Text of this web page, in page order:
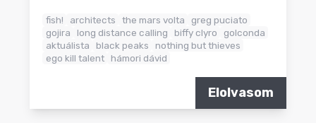
fish! architects the mars volta
greg puciato
gojira
long distance calling biffy clyro
golconda
aktuálista
black peaks
nothing but thieves
ego kill talent hámori dávid
Elolvasom